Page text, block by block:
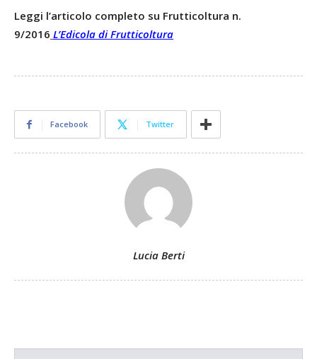
Leggi l’articolo completo su Frutticoltura n.
9/2016 L’Edicola di Frutticoltura
Facebook Twitter
Lucia Berti